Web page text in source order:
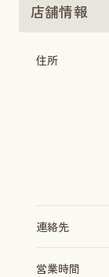
店舗情報
住所
連絡先
営業時間